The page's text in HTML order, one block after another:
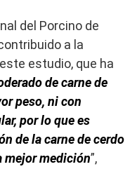
del Porcino de
a la
estudio, que ha
de carne de
peso, ni con
por lo que es
de la carne de cerdo
mejor medición”,